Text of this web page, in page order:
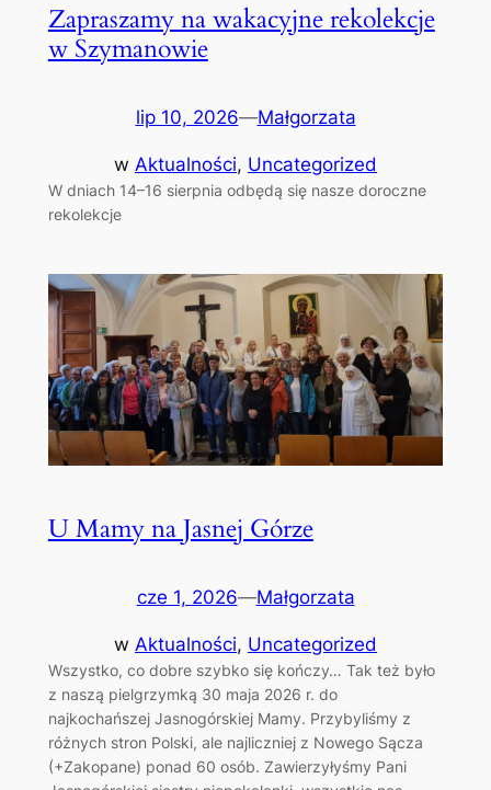
Zapraszamy na wakacyjne rekolekcje
w Szymanowie
lip 10, 2026—Małgorzata
w Aktualności, Uncategorized
W dniach 14–16 sierpnia odbędą się nasze doroczne
rekolekcje
U Mamy na Jasnej Górze
cze 1, 2026—Małgorzata
w Aktualności, Uncategorized
Wszystko, co dobre szybko się kończy… Tak też było
z naszą pielgrzymką 30 maja 2026 r. do
najkochańszej Jasnogórskiej Mamy. Przybyliśmy z
różnych stron Polski, ale najliczniej z Nowego Sącza
(+Zakopane) ponad 60 osób. Zawierzyłyśmy Pani